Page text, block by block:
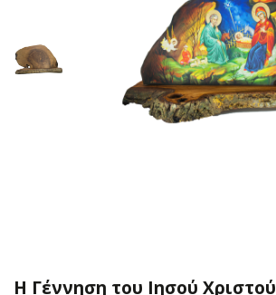
Η Γέννηση του Ιησού Χριστού